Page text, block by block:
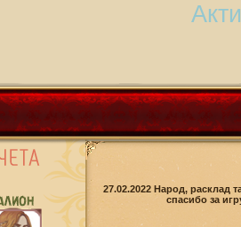
27.02.2022 Народ, расклад
спасибо за